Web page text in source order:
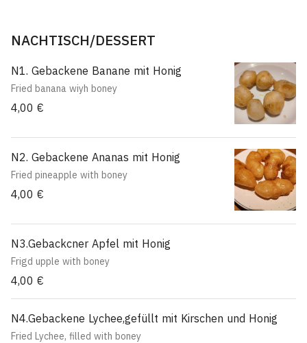
NACHTISCH/DESSERT
N1. Gebackene Banane mit Honig
Fried banana wiyh boney
4,00 €
N2. Gebackene Ananas mit Honig
Fried pineapple with boney
4,00 €
N3.Gebackcner Apfel mit Honig
Frigd upple with boney
4,00 €
N4.Gebackene Lychee,gefüllt mit Kirschen und Honig
Fried Lychee, filled with boney